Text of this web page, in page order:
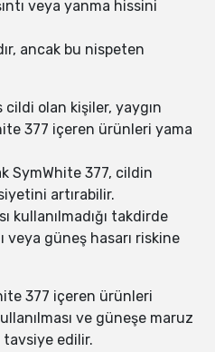
veya yanma hissini
ancak bu nispeten
olan kişiler, yaygın
377 içeren ürünleri yama
SymWhite 377, cildin
artırabilir.
kullanılmadığı takdirde
veya güneş hasarı riskine
377 içeren ürünleri
ve güneşe maruz
tavsiye edilir.